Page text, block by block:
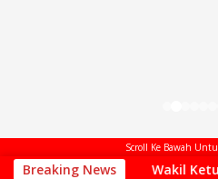
Scroll Ke Bawah
Breaking News
Wakil Ketua DPRD Ende